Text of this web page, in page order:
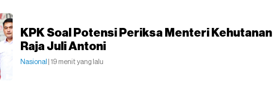
KPK Soal Potensi Periksa Menteri Kehutanan
Raja Juli Antoni
Nasional | 19 menit yang lalu